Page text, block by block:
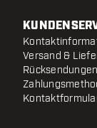
Versand &
Rücksendungen